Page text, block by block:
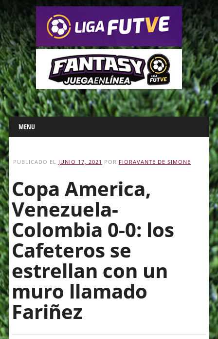
Main menu
Skip
to
content
MENU
PUBLICADO EL JUNIO 17, 2021 POR FIORAVANTE DE SIMONE
Copa America,
Venezuela-
Colombia 0-0: los
Cafeteros se
estrellan con un
muro llamado
Fariñez